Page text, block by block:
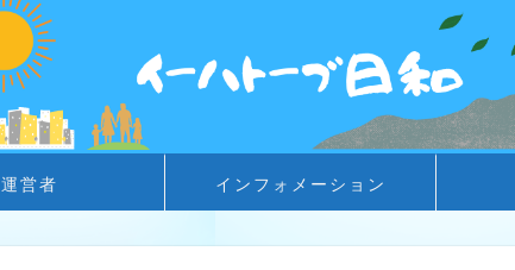
運営者 インフォメーション